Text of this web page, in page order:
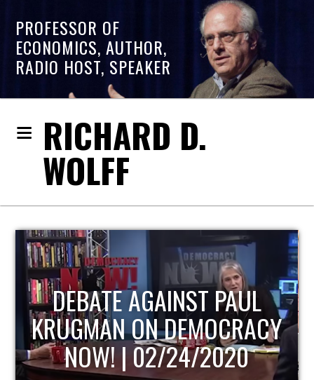
PROFESSOR OF
ECONOMICS, AUTHOR,
RADIO HOST, SPEAKER
RICHARD D.
WOLFF
DEBATE AGAINST PAUL
KRUGMAN ON DEMOCRACY
NOW! | 02/24/2020